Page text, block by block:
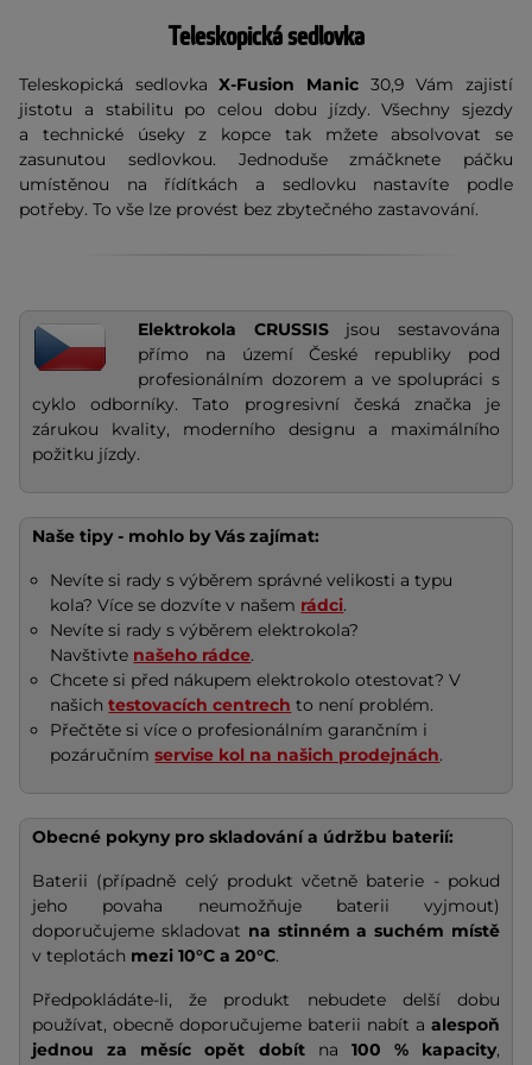
Teleskopická sedlovka
Teleskopická sedlovkaX-Fusion Manic 30,9 Vám zajistí
jistotu a stabilitu po celou dobu jízdy. Všechny sjezdy
a technické úseky z kopce tak mžete absolvovat se
zasunutou sedlovkou. Jednoduše zmáčknete páčku
umístěnou na řídítkách a sedlovku nastavíte podle
potřeby. To vše lze provést bez zbytečného zastavování.
Elektrokola CRUSSISjsou sestavována
přímo na území České republiky pod
profesionálním dozorem a ve spolupráci s
cyklo odborníky. Tato progresivní česká značka je
zárukou kvality, moderního designu a maximálního
požitku jízdy.
Naše tipy - mohlo by Vás zajímat:
Nevíte si rady s výběrem správné velikosti a typu
kola? Více se dozvíte v našem rádci.
Nevíte si rady s výběrem elektrokola?
Navštivte našeho rádce.
Chcete si před nákupem elektrokolo otestovat? V
našichtestovacích centrech to není problém.
Přečtěte si více o profesionálním garančním i
pozáručnímservise kol na našich prodejnách.
Obecné pokyny pro skladování a údržbu baterií:
Baterii (případně celý produkt včetně baterie - pokud
jeho povaha neumožňuje baterii vyjmout)
doporučujeme skladovat na stinném a suchém místě
v teplotách mezi 10°C a 20°C.
Předpokládáte-li, že produkt nebudete delší dobu
používat, obecně doporučujeme baterii nabít a alespoň
jednou za měsíc opět dobítna 100 % kapacity,